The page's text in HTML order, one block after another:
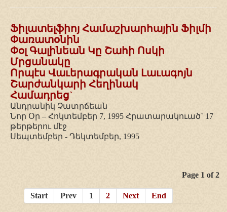
Ֆիլատելֆիոյ Համաշխարհային Ֆիլմի
Փառատօնին
Փօլ Գալինեան Կը Շահի Ոսկի
Մրցանակը
Որպէս Վաւերագրական Լաւագոյն
Շարժանկարի Հեղինակ
Համադրեց`
Անդրանիկ Չատրճեան
Նոր Օր – Հոկտեմբեր 7, 1995 Հրատարակուած` 17
թերթերու մէջ
Սեպտեմբեր - Դեկտեմբեր, 1995
Page 1 of 2
Start Prev 1 2 Next End